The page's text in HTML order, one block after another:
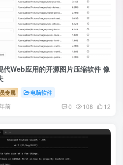
代Web应用的开源图片压缩软件 像
专属 电脑软件
前 0 108 12